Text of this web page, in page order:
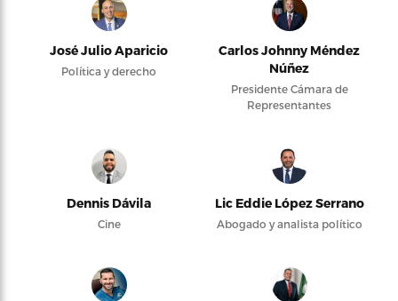
José Julio Aparicio
Política y derecho
Carlos Johnny Méndez
Núñez
Presidente Cámara de
Representantes
Dennis Dávila
Cine
Lic Eddie López Serrano
Abogado y analista político